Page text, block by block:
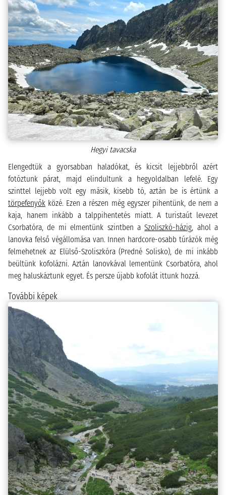
Hegyi tavacska
Elengedtük a gyorsabban haladókat, és kicsit lejjebbről azért
fotóztunk párat, majd elindultunk a hegyoldalban lefelé. Egy
szinttel lejjebb volt egy másik, kisebb tó, aztán be is értünk a
törpefenyők közé. Ezen a részen még egyszer pihentünk, de nem a
kaja, hanem inkább a talppihentetés miatt. A turistaút levezet
Csorbatóra, de mi elmentünk szintben aSzoliszkó-házig, ahol a
lanovka felső végállomása van. Innen hardcore-osabb túrázók még
felmehetnek az Elülső-Szoliszkóra (Predné Solisko), de mi inkább
beültünk kofolázni. Aztán lanovkával lementünk Csorbatóra, ahol
meg haluskáztunk egyet. És persze újabb kofolát ittunk hozzá.
További képek